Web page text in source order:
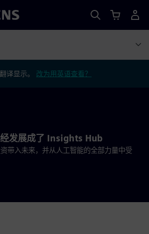
译显示。 改为用英语查看？
发展成了 Insights Hub
带入未来，并从人工智能的全部力量中受